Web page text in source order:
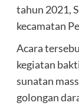
tahun 2021,
kecamatan
Acara
kegiatan
sunatan
golongan